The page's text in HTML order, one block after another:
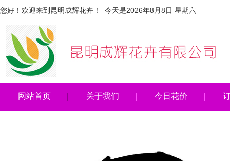
您好！欢迎来到昆明成辉花卉！ 今天是2026年8月8日 星期六
网站首页 关于我们 今日花价